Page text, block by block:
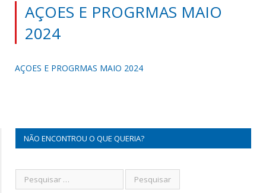
AÇOES E PROGRMAS MAIO
2024
AÇOES E PROGRMAS MAIO 2024
NÃO ENCONTROU O QUE QUERIA?